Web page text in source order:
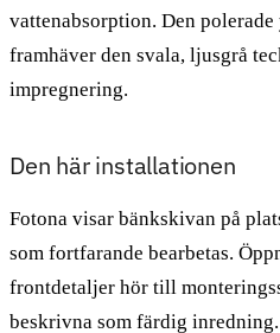
vattenabsorption. Den
framhäver den svala, ljusgrå
impregnering.
Den här installationen
Fotona visar bänkskivan på
som fortfarande bearbetas.
frontdetaljer hör till
beskrivna som färdig inredning.